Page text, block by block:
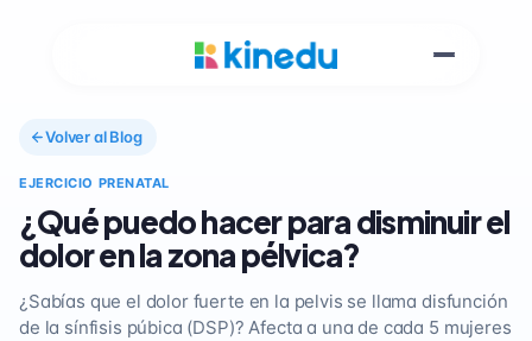
Volver al Blog
EJERCICIO PRENATAL
¿Qué puedo hacer para disminuir el
dolor en la zona pélvica?
¿Sabías que el dolor fuerte en la pelvis se llama disfunción
de la sínfisis púbica (DSP)? Afecta a una de cada 5 mujeres